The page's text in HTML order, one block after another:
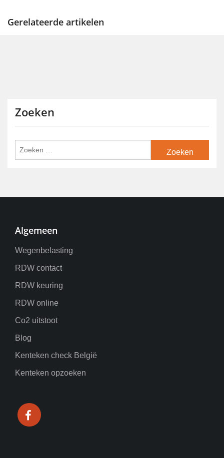
Gerelateerde artikelen
Zoeken
Algemeen
Wegenbelasting
RDW contact
RDW keuring
RDW online
Co2 uitstoot
Blog
Kenteken check België
Kenteken opzoeken